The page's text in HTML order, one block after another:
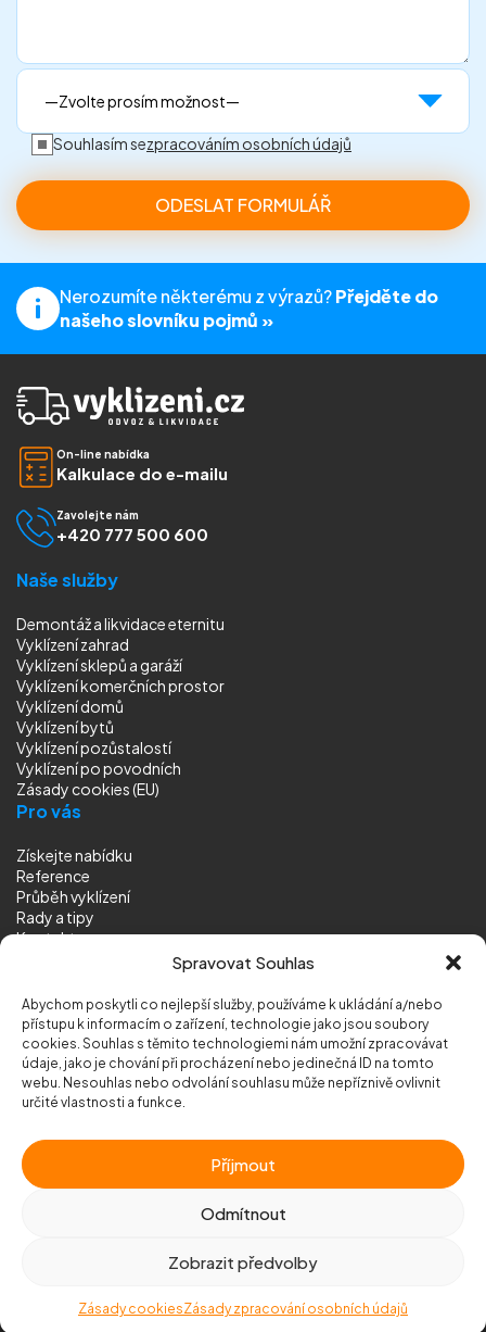
Spravovat Souhlas
Abychom poskytli co nejlepší služby, používáme k ukládání a/nebo
přístupu k informacím o zařízení, technologie jako jsou soubory
cookies. Souhlas s těmito technologiemi nám umožní zpracovávat
údaje, jako je chování při procházení nebo jedinečná ID na tomto
webu. Nesouhlas nebo odvolání souhlasu může nepříznivě ovlivnit
určité vlastnosti a funkce.
Příjmout
Odmítnout
Zobrazit předvolby
Zásady cookiesZásady zpracování osobních údajů
Souhlasím sezpracováním osobních údajů
Nerozumíte některému z výrazů?Přejděte do
našeho slovníku pojmů »
On-line nabídka
Kalkulace do e-mailu
Zavolejte nám
+420 777 500 600
Naše služby
Demontáž a likvidace eternitu
Vyklízení zahrad
Vyklízení sklepů a garáží
Vyklízení komerčních prostor
Vyklízení domů
Vyklízení bytů
Vyklízení pozůstalostí
Vyklízenípo povodních
Zásady cookies (EU)
Pro vás
Získejte nabídku
Reference
Průběh vyklízení
Rady a tipy
Kontakt
© 2026 Vyklizeni.cz (mapa stránek)
Chráněno služboureCAPTCHA
Zavolejte nám